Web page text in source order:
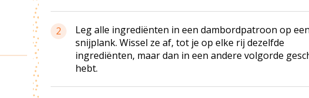
2
Leg alle ingrediënten in een dambordpatroon op
snijplank. Wissel ze af, tot je op elke rij dezelfde
ingrediënten, maar dan in een andere volgorde
hebt.